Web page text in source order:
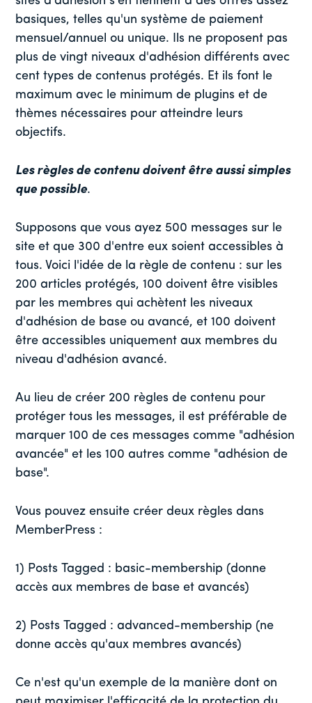
basiques, telles qu'un système de paiement
mensuel/annuel ou unique. Ils ne proposent pas
plus de vingt niveaux d'adhésion différents avec
cent types de contenus protégés. Et ils font le
maximum avec le minimum de plugins et de
thèmes nécessaires pour atteindre leurs
objectifs.
Les règles de contenu doivent être aussi simples
que possible.
Supposons que vous ayez 500 messages sur le
site et que 300 d'entre eux soient accessibles à
tous. Voici l'idée de la règle de contenu : sur les
200 articles protégés, 100 doivent être visibles
par les membres qui achètent les niveaux
d'adhésion de base ou avancé, et 100 doivent
être accessibles uniquement aux membres du
niveau d'adhésion avancé.
Au lieu de créer 200 règles de contenu pour
protéger tous les messages, il est préférable de
marquer 100 de ces messages comme "adhésion
avancée" et les 100 autres comme "adhésion de
base".
Vous pouvez ensuite créer deux règles dans
MemberPress :
1) Posts Tagged : basic-membership (donne
accès aux membres de base et avancés)
2) Posts Tagged : advanced-membership (ne
donne accès qu'aux membres avancés)
Ce n'est qu'un exemple de la manière dont on